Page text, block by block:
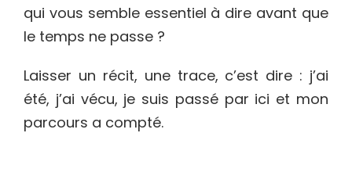
qui vous semble essentiel à dire avant que
le temps ne passe ?
Laisser un récit, une trace, c’est dire : j’ai
été, j’ai vécu, je suis passé par ici et mon
parcours a compté.